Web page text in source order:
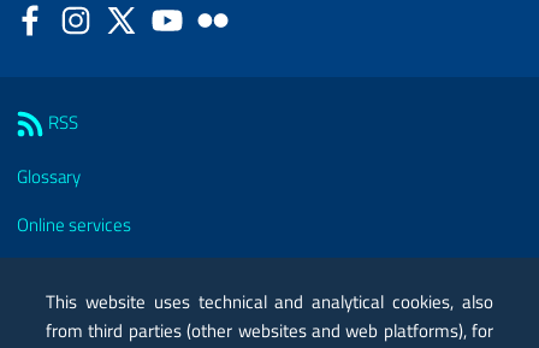
FacebookInstagram
Twitter YouTube
RSS
Glossary
Online services
Certified mail PEC
This website uses technical and analytical cookies, also
from third parties (other websites and web platforms), for